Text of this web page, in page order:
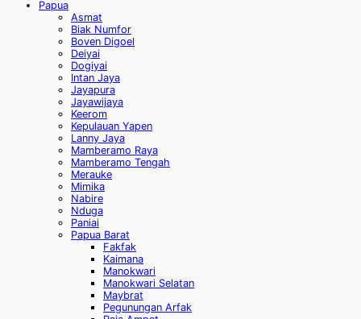
Papua
Asmat
Biak Numfor
Boven Digoel
Deiyai
Dogiyai
Intan Jaya
Jayapura
Jayawijaya
Keerom
Kepulauan Yapen
Lanny Jaya
Mamberamo Raya
Mamberamo Tengah
Merauke
Mimika
Nabire
Nduga
Paniai
Papua Barat
Fakfak
Kaimana
Manokwari
Manokwari Selatan
Maybrat
Pegunungan Arfak